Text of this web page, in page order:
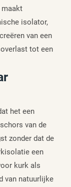
maakt
isolator,
van een
tot een
het een
van de
zonder dat de
een
kurk als
van natuurlijke